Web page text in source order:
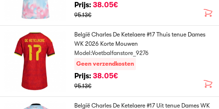
Prijs: 38.05€
95.13€
België Charles De Ketelaere #17 Thuis tenue Dames
WK 2026 Korte Mouwen
Model:Voetbalfanstore_9276
Geen verzendkosten
Prijs: 38.05€
95.13€
België Charles De Ketelaere #17 Uit tenue Dames WK